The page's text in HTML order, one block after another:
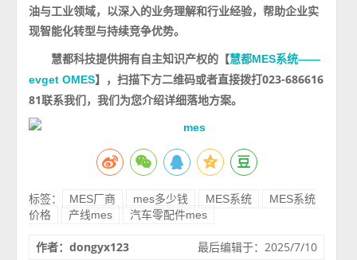
油与⼯业领域，以深⼊的业务理解和⾏业经验，帮助企业实
现智能化转型与持续竞争优势。
慧都科技提供拥有自主知识产权的【慧都MES系统——
evget OMES】，扫描下方二维码或者直接拨打023-686616
81联系我们，我们为您介绍详细落地方案。
标签： MES厂商 mes多少钱 MES系统
MES系统
价格
产线mes 汽车零配件mes
最后编辑于：2025/7/10
作者：dongyx123